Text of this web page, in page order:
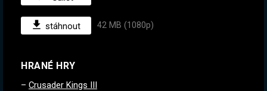
stáhnout 42 MB (1080p)
HRANÉ HRY
Crusader Kings III